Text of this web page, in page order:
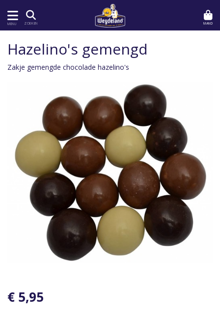
MENU ZOEKEN MAND
Hazelino's gemengd
Zakje gemengde chocolade hazelino's
€ 5,95